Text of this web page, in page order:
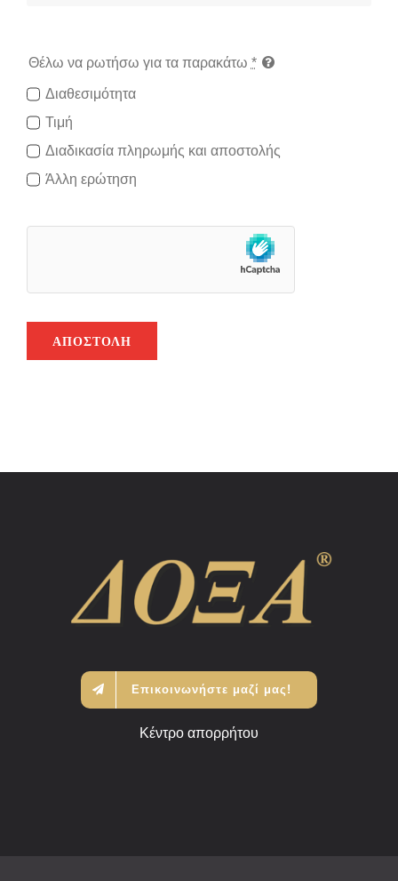
Θέλω να ρωτήσω για τα παρακάτω *
Διαθεσιμότητα
Τιμή
Διαδικασία πληρωμής και αποστολής
Άλλη ερώτηση
ΑΠΟΣΤΟΛΉ
Επικοινωνήστε μαζί μας!
Κέντρο απορρήτου